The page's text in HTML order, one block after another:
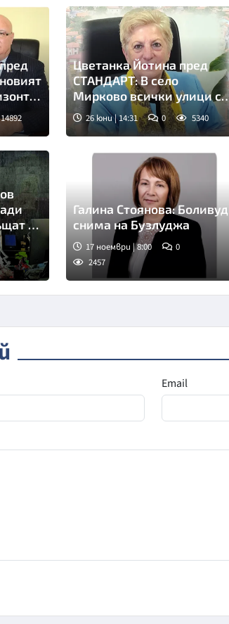
Цветанка Йотина пред
СТАНДАРТ: В село
Мирково всички улици са
асфалтирани
26 юни | 14:31 0 5340
в
Галина Стоянова: Боливуд
снима на Бузлуджа
17 ноември | 8:00
0
2457
Email